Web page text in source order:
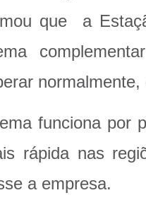
que a
funciona por
rápida nas
a empresa.